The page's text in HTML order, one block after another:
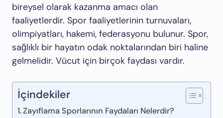
bireysel olarak kazanma amacı olan
faaliyetlerdir. Spor faaliyetlerinin turnuvaları,
olimpiyatları, hakemi, federasyonu bulunur. Spor,
sağlıklı bir hayatın odak noktalarından biri haline
gelmelidir. Vücut için birçok faydası vardır.
İçindekiler
Zayıflama Sporlarının Faydaları Nelerdir?